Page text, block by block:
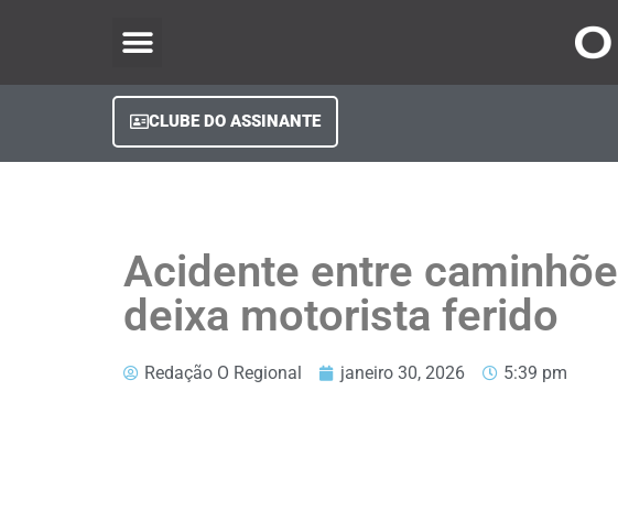
CLUBE DO ASSINANTE
Acidente entre
deixa motorista ferido
Redação O Regional janeiro 30, 2026 5:39 pm